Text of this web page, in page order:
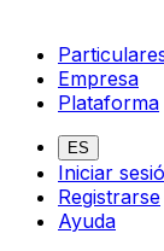
Empresa
Plataforma
ES
Iniciar
Registrarse
Ayuda